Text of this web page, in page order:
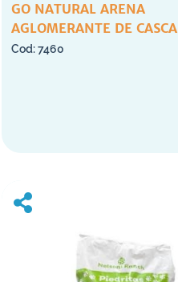
GO NATURAL ARENA
AGLOMERANTE DE
ARVEJAS NEUTRA X 5.6KG
7460